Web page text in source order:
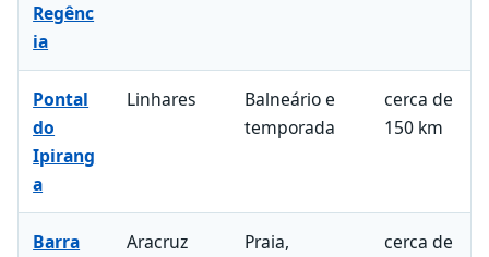
Regênc
ia
Pontal
do
Ipirang
a
Linhares
Balneário e
temporada
cerca de
150 km
Barra
Aracruz
Praia,
cerca de